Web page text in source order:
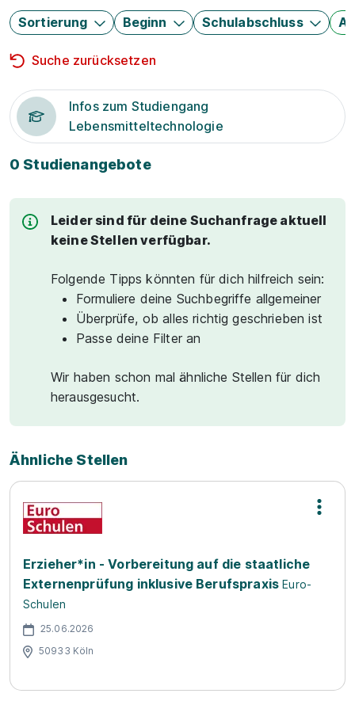
Sortierung Beginn Schulabschluss
Suche zurücksetzen
Infos zum Studiengang
Lebensmitteltechnologie
0 Studienangebote
Leider sind für deine Suchanfrage aktuell
keine Stellen verfügbar.
Folgende Tipps könnten für dich hilfreich sein:
Formuliere deine Suchbegriffe allgemeiner
Überprüfe, ob alles richtig geschrieben ist
Passe deine Filter an
Wir haben schon mal ähnliche Stellen für dich
herausgesucht.
Ähnliche Stellen
Erzieher*in - Vorbereitung auf die staatliche
Externenprüfung inklusive Berufspraxis Euro-
Schulen
25.06.2026
50933 Köln